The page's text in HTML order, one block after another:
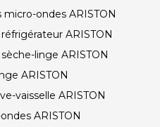
micro-ondes ARISTON
ARISTON
linge ARISTON
ARISTON
vaisselle ARISTON
ARISTON